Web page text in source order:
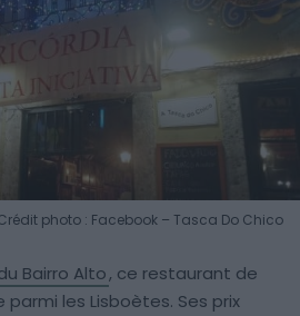
photo : Facebook – Tasca Do Chico
Bairro Alto, ce restaurant de
les Lisboètes. Ses prix